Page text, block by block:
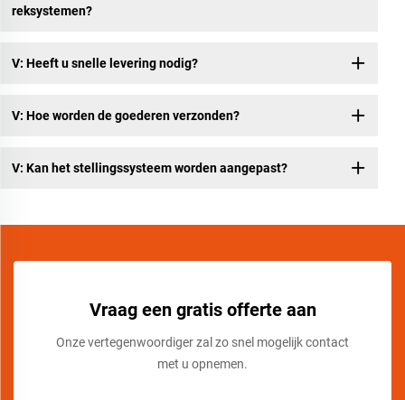
reksystemen?
V: Heeft u snelle levering nodig?
V: Hoe worden de goederen verzonden?
V: Kan het stellingssysteem worden aangepast?
Vraag een gratis offerte aan
Onze vertegenwoordiger zal zo snel mogelijk contact
met u opnemen.